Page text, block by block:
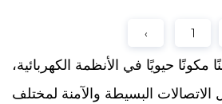
‹ 1
موصل 2 سنًا مكونًا حيويًا في الأنظمة الكهربائية،
البسيطة والآمنة لمختلف